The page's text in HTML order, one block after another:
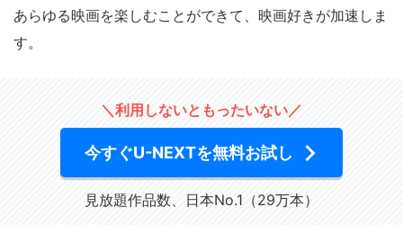
あらゆる映画を楽しむことができて、映画好きが加速しま
す。
＼利用しないともったいない／
今すぐU-NEXTを無料お試し
見放題作品数、日本No.1（29万本）